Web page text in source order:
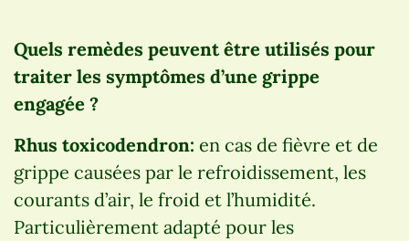
Quels remèdes peuvent être utilisés pour
traiter les symptômes d’une grippe
engagée ?
Rhus toxicodendron: en cas de fièvre et de
grippe causées par le refroidissement, les
courants d’air, le froid et l’humidité.
Particulièrement adapté pour les